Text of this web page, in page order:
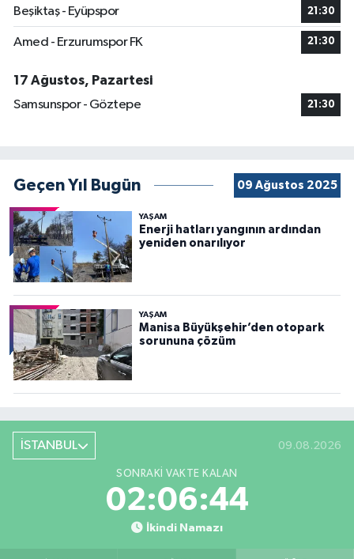
Beşiktaş - Eyüpspor 21:30
Amed - Erzurumspor FK 21:30
17 Ağustos, Pazartesi
Samsunspor - Göztepe
21:30
Geçen Yıl Bugün 09 Ağustos 2025
YAŞAM
Enerji hatları yangının ardından
yeniden onarılıyor
YAŞAM
Manisa Büyükşehir’den otopark
sorununa çözüm
İSTANBUL 09.08.2026
SONRAKI VAKTE KALAN
02:06:43
İkindi Namazı